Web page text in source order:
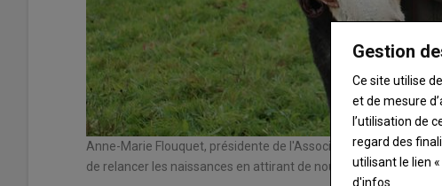
Anne-Marie Flouquet, présidente de l'Association française
de relancer les naissances en attirant de nouveaux jeunes
Gestion
Ce site utilise
et de mesure
l’utilisation de
regard des
utilisant le lien
d'infos